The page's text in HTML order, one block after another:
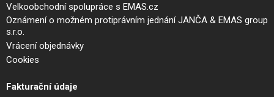
Velkoobchodní spolupráce s EMAS.cz
Oznámení o možném protiprávním jednání JANČA & EMAS group
s.r.o.
Vrácení objednávky
Cookies
Fakturační údaje